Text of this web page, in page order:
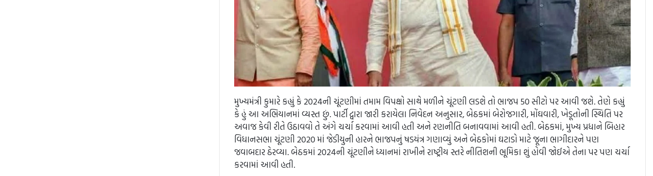
મુખ્યમંત્રી કુમારે કહ્યું કે 2024ની ચૂંટણીમાં તમામ વિપક્ષો સાથે મળીને ચૂંટણી લડશે તો ભાજપ 50 સીટો પર આવી જશે. તેણે કહ્યું
કે હું આ અભિયાનમાં વ્યસ્ત છું. પાર્ટી દ્વારા જારી કરાયેલા નિવેદન અનુસાર, બેઠકમાં બેરોજગારી, મોંઘવારી, ખેડૂતોની સ્થિતિ પર
અવાજ કેવી રીતે ઉઠાવવો તે અંગે ચર્ચા કરવામાં આવી હતી અને રણનીતિ બનાવવામાં આવી હતી. બેઠકમાં, મુખ્ય પ્રધાને બિહાર
વિધાનસભા ચૂંટણી 2020 માં જેડીયુની હારને ભાજપનું ષડયંત્ર ગણાવ્યું અને બેઠકોમાં ઘટાડો માટે જૂના ભાગીદારને પણ
જવાબદાર ઠેરવ્યા. બેઠકમાં 2024ની ચૂંટણીને ધ્યાનમાં રાખીને રાષ્ટ્રીય સ્તરે નીતિશની ભૂમિકા શું હોવી જોઈએ તેના પર પણ ચર્ચા
કરવામાં આવી હતી.